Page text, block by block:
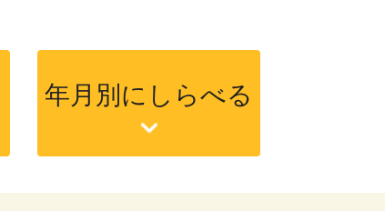
年月別にしらべる